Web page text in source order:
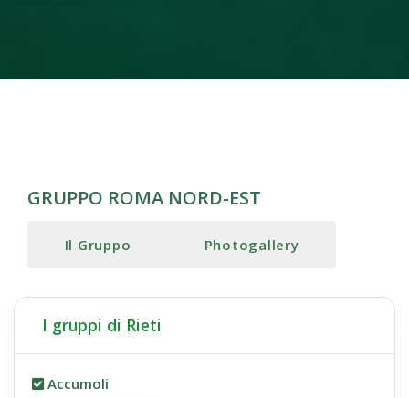
GRUPPO ROMA NORD-EST
Il Gruppo Photogallery
I gruppi di Rieti
Accumoli